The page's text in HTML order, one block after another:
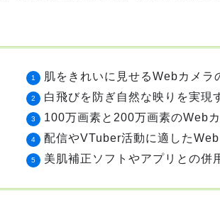
肌をきれいに見せるWebカメラ
白飛びを防ぎ自然な映りを実現
100万画素と200万画素のWeb
配信やVTuber活動に適した
美肌補正ソフトやアプリとの併